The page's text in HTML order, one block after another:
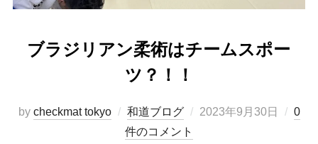
ブラジリアン柔術はチームスポー
ツ？！！
by checkmat tokyo 和道ブログ
投
2023年9月30日
0
件のコメント